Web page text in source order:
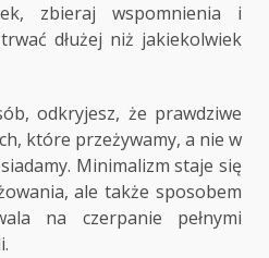
zbieraj wspomnienia i
dłużej niż jakiekolwiek
odkryjesz, że prawdziwe
które przeżywamy, a nie w
Minimalizm staje się
ale także sposobem
na czerpanie pełnymi